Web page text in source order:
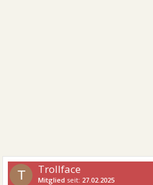
T Trollface
Mitglied seit: 27.02.2025